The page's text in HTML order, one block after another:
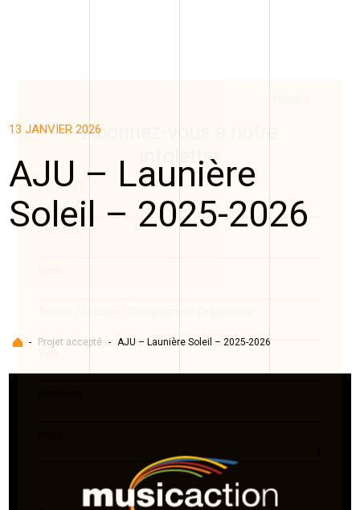
13 JANVIER 2026
AJU – Launière
Soleil – 2025-2026
Accueil
- Projet accepté - AJU – Launière Soleil – 2025-2026
Abonnez-vous à notre
infolettre
Courriel
Prénom